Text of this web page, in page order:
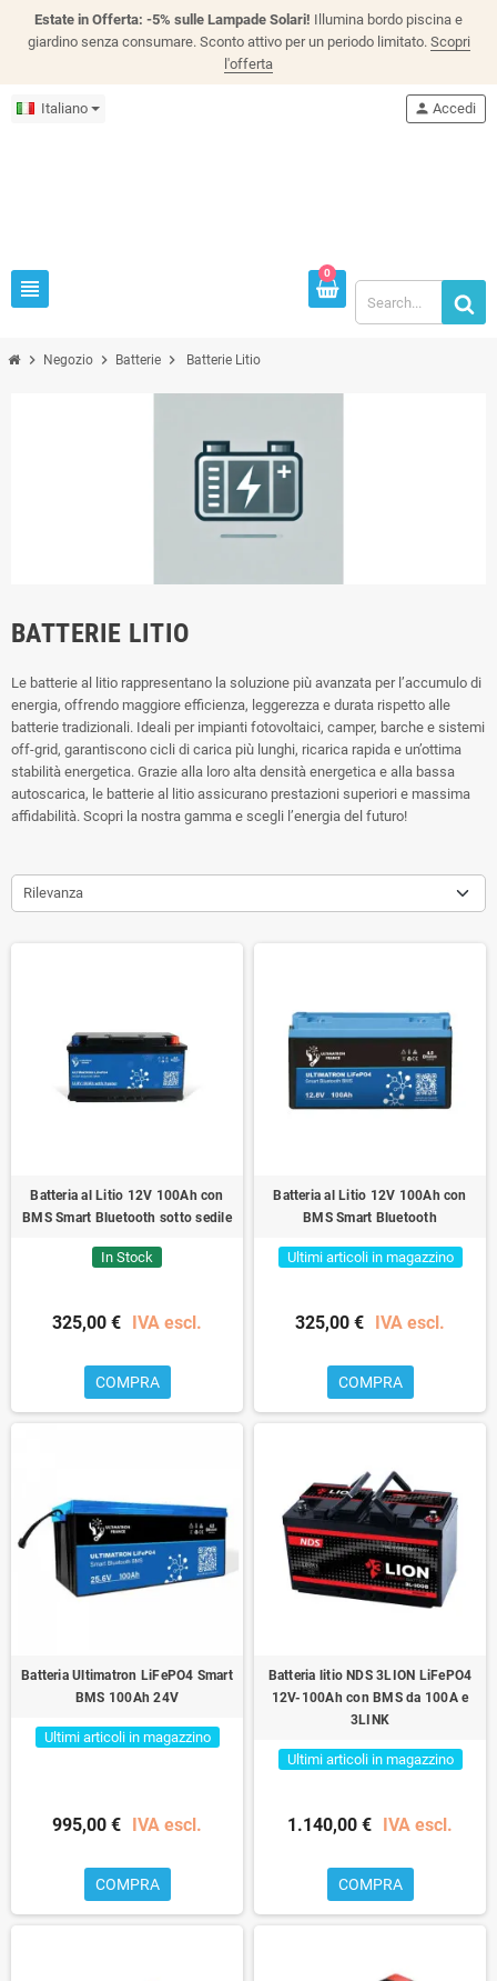
Estate in Offerta: -5% sulle Lampade Solari! Illumina bordo piscina e
giardino senza consumare. Sconto attivo per un periodo limitato. Scopri
l'offerta
Italiano
view_headline
person Accedi
0
chevron_right Negozio chevron_right Batterie chevron_right Batterie Litio
BATTERIE LITIO
Le batterie al litio rappresentano la soluzione più avanzata per l’accumulo di
energia, offrendo maggiore efficienza, leggerezza e durata rispetto alle
batterie tradizionali. Ideali per impianti fotovoltaici, camper, barche e sistemi
off-grid, garantiscono cicli di carica più lunghi, ricarica rapida e un’ottima
stabilità energetica. Grazie alla loro alta densità energetica e alla bassa
autoscarica, le batterie al litio assicurano prestazioni superiori e massima
affidabilità. Scopri la nostra gamma e scegli l’energia del futuro!
Rilevanza
Batteria al Litio 12V 100Ah con
BMS Smart Bluetooth sotto sedile
In Stock
325,00 € IVA escl.
COMPRA
Batteria al Litio 12V 100Ah con
BMS Smart Bluetooth
Ultimi articoli in magazzino
325,00 € IVA escl.
COMPRA
Batteria Ultimatron LiFePO4 Smart
BMS 100Ah 24V
Ultimi articoli in magazzino
995,00 € IVA escl.
COMPRA
Batteria litio NDS 3LION LiFePO4
12V-100Ah con BMS da 100A e
3LINK
Ultimi articoli in magazzino
1.140,00 € IVA escl.
COMPRA